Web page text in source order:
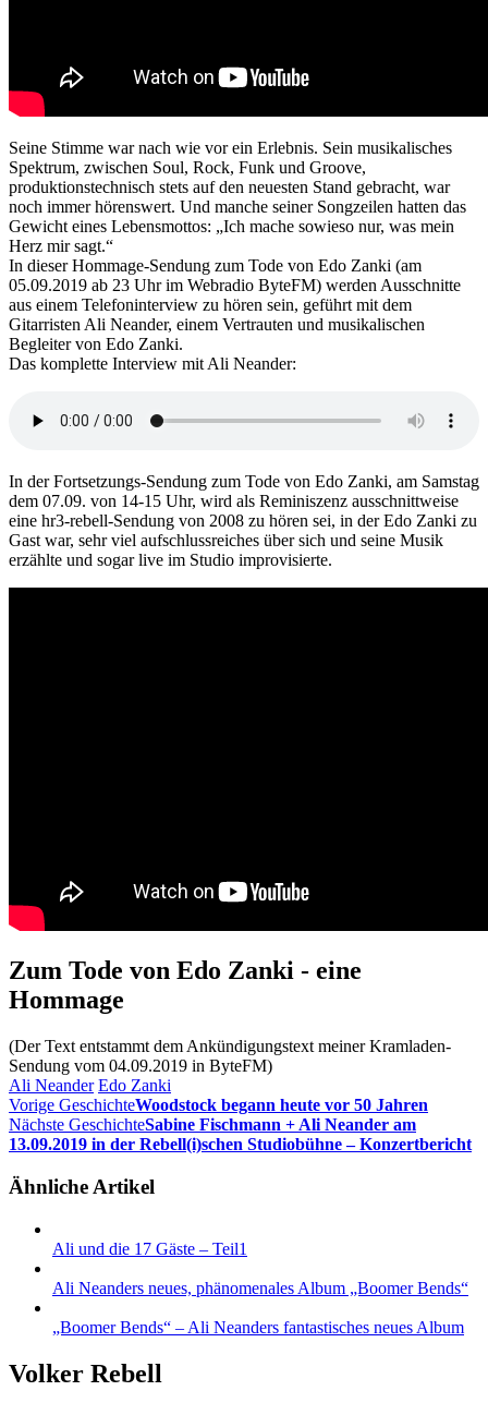
Seine Stimme war nach wie vor ein Erlebnis. Sein musikalisches
Spektrum, zwischen Soul, Rock, Funk und Groove,
produktionstechnisch stets auf den neuesten Stand gebracht, war
noch immer hörenswert. Und manche seiner Songzeilen hatten das
Gewicht eines Lebensmottos: „Ich mache sowieso nur, was mein
Herz mir sagt.“
In dieser Hommage-Sendung zum Tode von Edo Zanki (am
05.09.2019 ab 23 Uhr im Webradio ByteFM) werden Ausschnitte
aus einem Telefoninterview zu hören sein, geführt mit dem
Gitarristen Ali Neander, einem Vertrauten und musikalischen
Begleiter von Edo Zanki.
Das komplette Interview mit Ali Neander:
In der Fortsetzungs-Sendung zum Tode von Edo Zanki, am Samstag
dem 07.09. von 14-15 Uhr, wird als Reminiszenz ausschnittweise
eine hr3-rebell-Sendung von 2008 zu hören sei, in der Edo Zanki zu
Gast war, sehr viel aufschlussreiches über sich und seine Musik
erzählte und sogar live im Studio improvisierte.
Zum Tode von Edo Zanki - eine
Hommage
(Der Text entstammt dem Ankündigungstext meiner Kramladen-
Sendung vom 04.09.2019 in ByteFM)
Ali Neander Edo Zanki
Vorige GeschichteWoodstock begann heute vor 50 Jahren
Nächste GeschichteSabine Fischmann + Ali Neander am
13.09.2019 in der Rebell(i)schen Studiobühne – Konzertbericht
Ähnliche Artikel
Ali und die 17 Gäste – Teil1
Ali Neanders neues, phänomenales Album „Boomer Bends“
„Boomer Bends“ – Ali Neanders fantastisches neues Album
Volker Rebell